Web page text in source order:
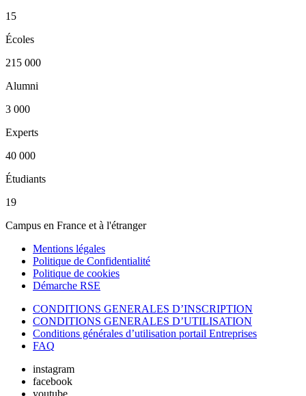
15
Écoles
215 000
Alumni
3 000
Experts
40 000
Étudiants
19
Campus en France et à l'étranger
Mentions légales
Politique de Confidentialité
Politique de cookies
Démarche RSE
CONDITIONS GENERALES D’INSCRIPTION
CONDITIONS GENERALES D’UTILISATION
Conditions générales d’utilisation portail Entreprises
FAQ
instagram
facebook
youtube